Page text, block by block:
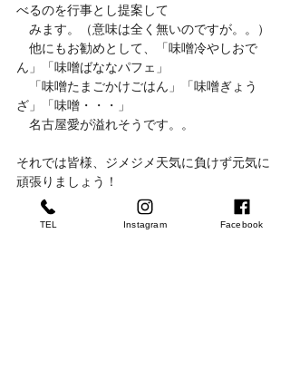
べるのを行事とし提案して
みます。（意味は全く無いのですが。。）
他にもお勧めとして、「味噌冷やしおで
ん」「味噌ばななパフェ」
「味噌たまごかけごはん」「味噌ぎょう
ざ」「味噌・・・」
名古屋愛が溢れそうです。。
それでは皆様、ジメジメ天気に負けず元気に
頑張りましょう！
今月もご安全に！
TEL Instagram Facebook